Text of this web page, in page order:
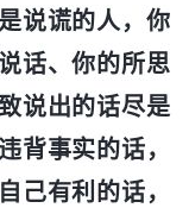
说谎的人，你
话、你的所思
说出的话尽是
背事实的话，
己有利的话，